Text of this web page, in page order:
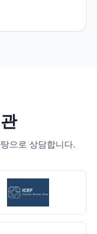
으로 상담합니다.